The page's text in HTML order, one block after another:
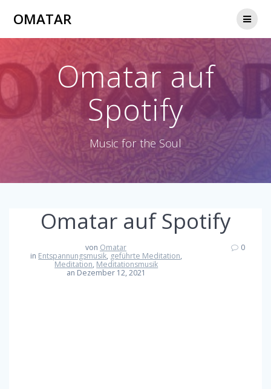
OMATAR
Omatar auf
Spotify
Music for the Soul
Omatar auf Spotify
von Omatar
in Entspannungsmusik, geführte Meditation,
Meditation, Meditationsmusik
an Dezember 12, 2021
0